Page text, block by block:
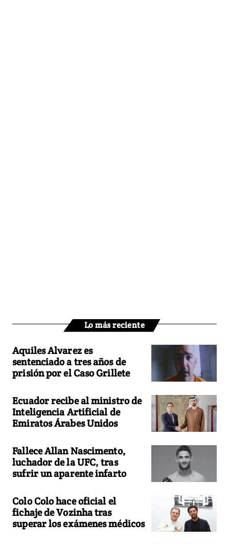
Lo más reciente
Aquiles Alvarez es
sentenciado a tres años de
prisión por el Caso Grillete
Ecuador recibe al ministro de
Inteligencia Artificial de
Emiratos Árabes Unidos
Fallece Allan Nascimento,
luchador de la UFC, tras
sufrir un aparente infarto
Colo Colo hace oficial el
fichaje de Vozinha tras
superar los exámenes médicos